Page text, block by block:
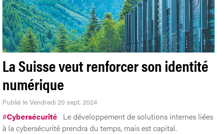
La Suisse veut renforcer son identité
numérique
Publié le Vendredi 20 sept. 2024
#Cybersécurité Le développement de solutions internes liées
à la cybersécurité prendra du temps, mais est capital.